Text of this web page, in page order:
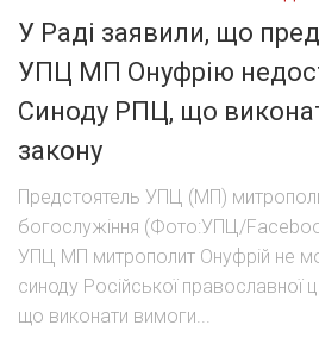
У Раді заявили, що
УПЦ МП Онуфрію
Синоду РПЦ, що
закону
Предстоятель УПЦ (МП)
богослужіння (Фото:УПЦ/
УПЦ МП митрополит Онуфрій не
синоду Російської православної
що виконати вимоги...